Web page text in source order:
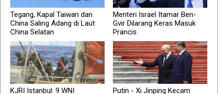
Tegang, Kapal Taiwan dan
China Saling Adang di Laut
China Selatan
Menteri Israel Itamar Ben-
Gvir Dilarang Keras Masuk
Prancis
KJRI Istanbul: 9 WNI
Putin - Xi Jinping Kecam